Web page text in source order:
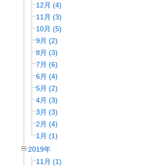
12月 (4)
11月 (3)
10月 (5)
9月 (2)
8月 (3)
7月 (6)
6月 (4)
5月 (2)
4月 (3)
3月 (3)
2月 (4)
1月 (1)
2019年
11月 (1)